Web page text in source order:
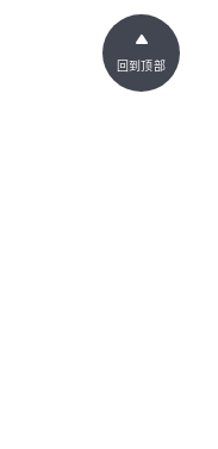
回到顶部